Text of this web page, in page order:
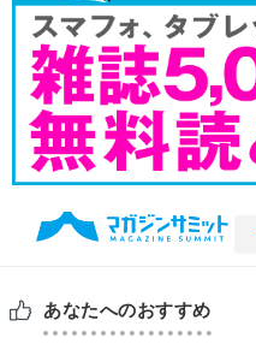
あなたへのおすすめ